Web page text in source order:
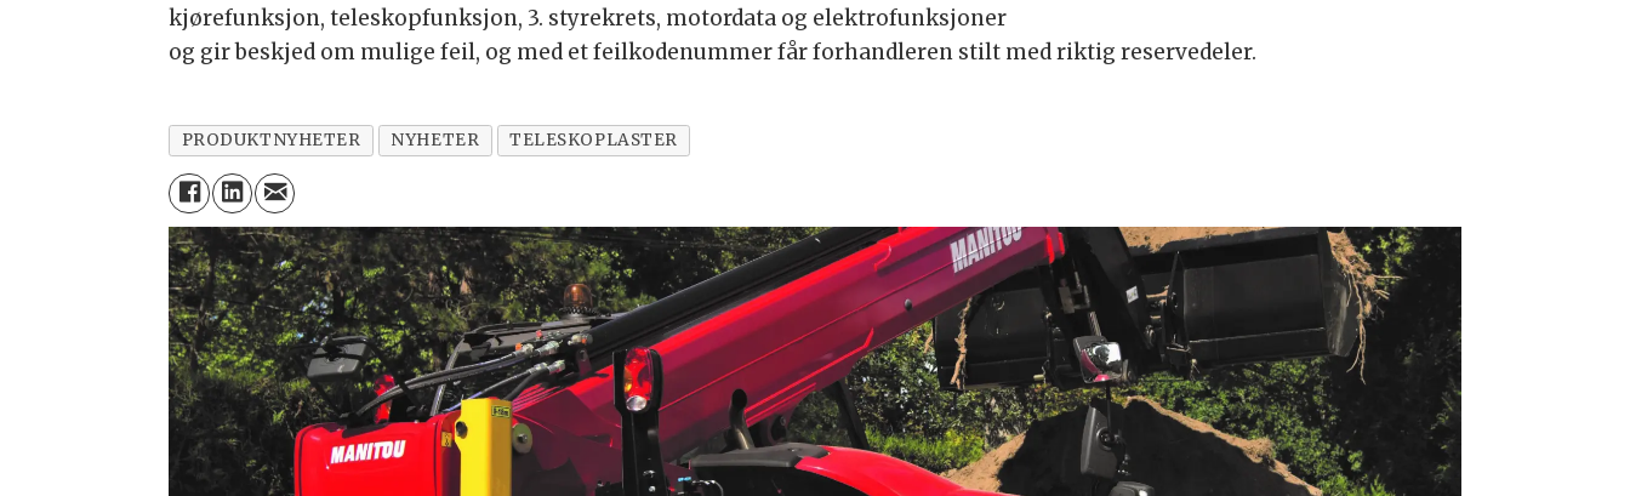
kjørefunksjon, teleskopfunksjon, 3. styrekrets, motordata og elektrofunksjoner
og gir beskjed om mulige feil, og med et feilkodenummer får forhandleren stilt med riktig reservedeler.
PRODUKTNYHETER NYHETER TELESKOPLASTER